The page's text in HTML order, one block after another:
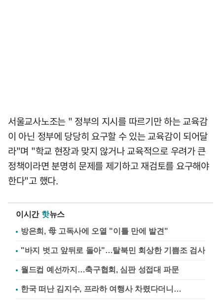
서울교사노조는 " 정부의 지시를 따르기만 하는 교육감
이 아닌 정부에 당당히 요구할 수 있는 교육감이 되어달
라"며 "학교 현장과 맞지 않거나 교육적으로 우려가 큰
정책이라면 분명히 문제를 제기하고 재검토를 요구해야
한다"고 했다.
이시간 핫뉴스
방은희, 母 고독사에 오열 "이틀 만에 발견"
"바지 벗고 앞뒤로 돌아"…탈북민 회상한 기쁨조 검사
월드컵 예선까지…축구협회, 심판 성접대 파문
한국 떠난 김지수, 프라하 여행사 차렸다더니…